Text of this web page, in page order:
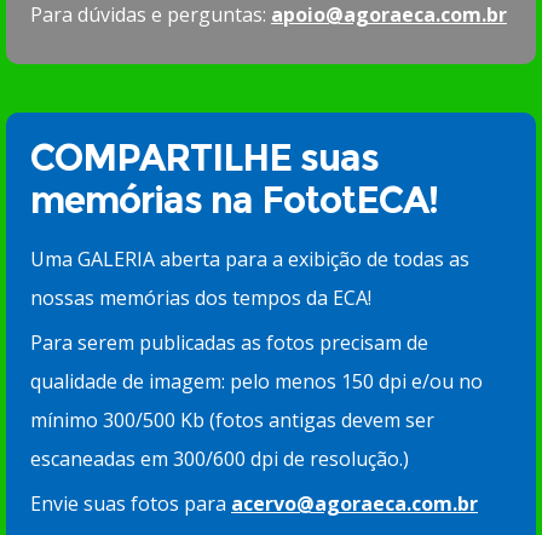
Para dúvidas e perguntas: apoio@agoraeca.com.br
COMPARTILHE suas
memórias na FototECA!
Uma GALERIA aberta para a exibição de todas as
nossas memórias dos tempos da ECA!
Para serem publicadas as fotos precisam de
qualidade de imagem: pelo menos 150 dpi e/ou no
mínimo 300/500 Kb (fotos antigas devem ser
escaneadas em 300/600 dpi de resolução.)
Envie suas fotos para acervo@agoraeca.com.br